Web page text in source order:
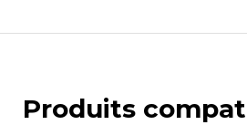
Produits